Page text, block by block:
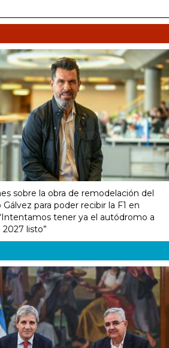
sobre la obra de remodelación del
para poder recibir la F1 en
tener ya el autódromo a
listo”